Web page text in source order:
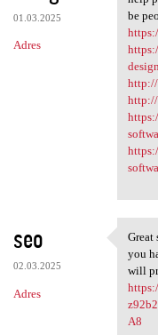
01.03.2025
Adres
be
seo
02.03.2025
Adres
Great
you
will
A8